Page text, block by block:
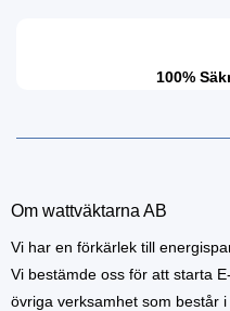
100%
Om wattväktarna AB
Vi har en förkärlek till
Vi bestämde oss för att starta
övriga verksamhet som består